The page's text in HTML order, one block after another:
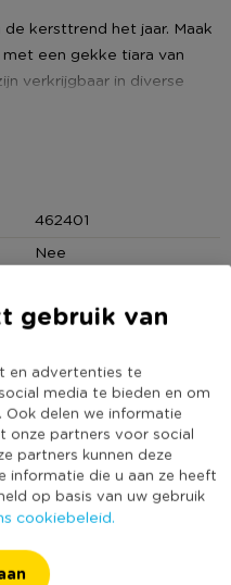
gebruik van
en advertenties te
media te bieden en om
Ook delen we informatie
onze partners voor social
partners kunnen deze
informatie die u aan ze heeft
op basis van uw gebruik
cookiebeleid.
kersttrend het jaar. Maak
een gekke tiara van
verkrijgbaar in diverse
462401
Nee
13
28
(Nog) geen score
bekend
Schrijf een review!